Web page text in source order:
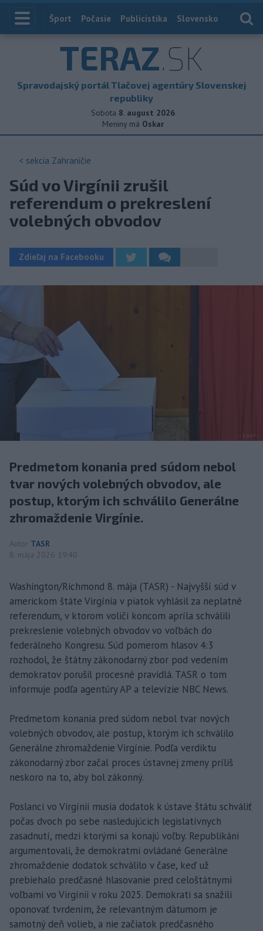
Index
Šport Počasie Publicistika Slovensko
TERAZ.SK
Spravodajský portál Tlačovej agentúry Slovenskej
republiky
Sobota 8. august 2026
Meniny má Oskar
< sekcia Zahraničie
Súd vo Virgínii zrušil
referendum o prekreslení
volebných obvodov
Zdieľaj na Facebooku
Predmetom konania pred súdom nebol
tvar nových volebných obvodov, ale
postup, ktorým ich schválilo Generálne
zhromaždenie Virgínie.
Autor TASR
8. mája 2026 19:40
Washington/Richmond 8. mája (TASR) - Najvyšší súd v
americkom štáte Virgínia v piatok vyhlásil za neplatné
referendum, v ktorom voliči koncom apríla schválili
prekreslenie volebných obvodov vo voľbách do
federálneho Kongresu. Súd pomerom hlasov 4:3
rozhodol, že štátny zákonodarný zbor pod vedením
demokratov porušil procesné pravidlá. TASR o tom
informuje podľa agentúry AP a televízie NBC News.
Predmetom konania pred súdom nebol tvar nových
volebných obvodov, ale postup, ktorým ich schválilo
Generálne zhromaždenie Virgínie. Podľa verdiktu
zákonodarný zbor začal proces ústavnej zmeny príliš
neskoro na to, aby bol zákonný.
Poslanci vo Virgínii musia dodatok k ústave štátu schváliť
počas dvoch po sebe nasledujúcich legislatívnych
zasadnutí, medzi ktorými sa konajú voľby. Republikáni
argumentovali, že demokratmi ovládané Generálne
zhromaždenie dodatok schválilo v čase, keď už
prebiehalo predčasné hlasovanie pred celoštátnymi
voľbami vo Virgínii v roku 2025. Demokrati sa snažili
oponovať tvrdením, že relevantným dátumom je
samotný deň volieb, a nie začiatok predčasného